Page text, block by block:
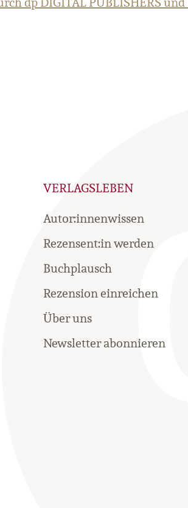
VERLAGSLEBEN
Autor:innenwissen
Rezensent:in werden
Buchplausch
Rezension einreichen
Über uns
Newsletter abonnieren